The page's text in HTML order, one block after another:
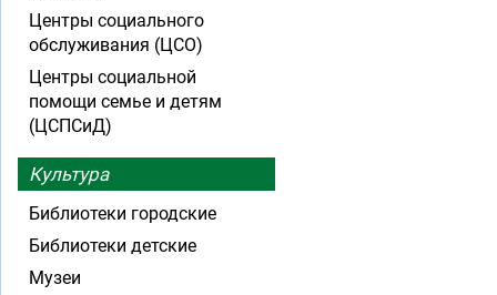
Центры социального
обслуживания (ЦСО)
Центры социальной
помощи семье и детям
(ЦСПСиД)
Культура
Библиотеки городские
Библиотеки детские
Музеи